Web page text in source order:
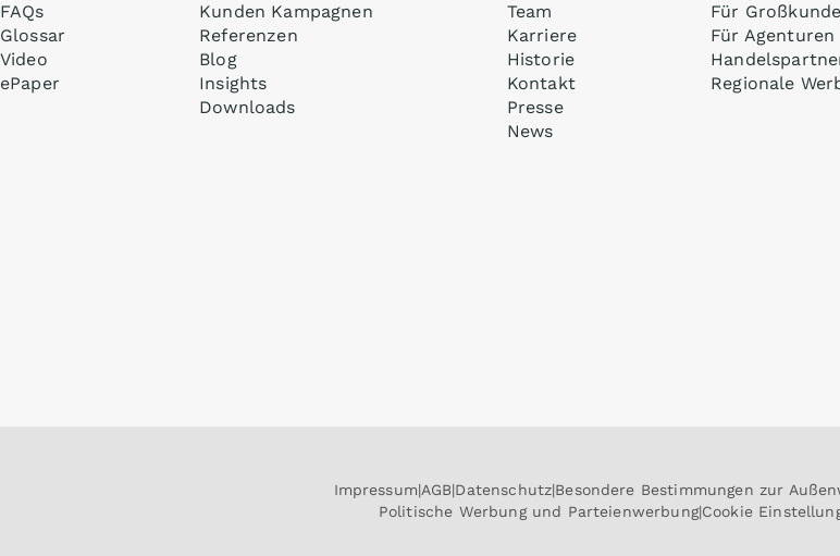
FAQs
Glossar
Video
ePaper
Kunden Kampagnen
Referenzen
Blog
Insights
Downloads
Team
Karriere
Historie
Kontakt
Presse
News
Für
Für Agenturen
Regionale
Impressum AGB Datenschutz Besondere Bestimmungen zur
Politische Werbung und Parteienwerbung Cookie